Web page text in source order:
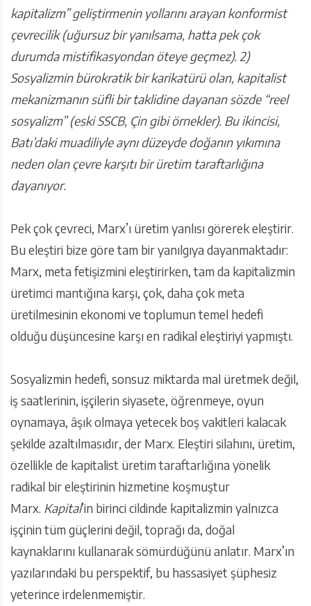
kapitalizm” geliştirmenin yollarını arayan konformist
çevrecilik (uğursuz bir yanılsama, hatta pek çok
durumda mistifikasyondan öteye geçmez). 2)
Sosyalizmin bürokratik bir karikatürü olan, kapitalist
mekanizmanın süfli bir taklidine dayanan sözde “reel
sosyalizm” (eski SSCB, Çin gibi örnekler). Bu ikincisi,
Batı’daki muadiliyle aynı düzeyde doğanın yıkımına
neden olan çevre karşıtı bir üretim taraftarlığına
dayanıyor.
Pek çok çevreci, Marx’ı üretim yanlısı görerek eleştirir.
Bu eleştiri bize göre tam bir yanılgıya dayanmaktadır:
Marx, meta fetişizmini eleştirirken, tam da kapitalizmin
üretimci mantığına karşı, çok, daha çok meta
üretilmesinin ekonomi ve toplumun temel hedefi
olduğu düşüncesine karşı en radikal eleştiriyi yapmıştı.
Sosyalizmin hedefi, sonsuz miktarda mal üretmek değil,
iş saatlerinin, işçilerin siyasete, öğrenmeye, oyun
oynamaya, âşık olmaya yetecek boş vakitleri kalacak
şekilde azaltılmasıdır, der Marx. Eleştiri silahını, üretim,
özellikle de kapitalist üretim taraftarlığına yönelik
radikal bir eleştirinin hizmetine koşmuştur
Marx. Kapital’in birinci cildinde kapitalizmin yalnızca
işçinin tüm güçlerini değil, toprağı da, doğal
kaynaklarını kullanarak sömürdüğünü anlatır. Marx’ın
yazılarındaki bu perspektif, bu hassasiyet şüphesiz
yeterince irdelenmemiştir.